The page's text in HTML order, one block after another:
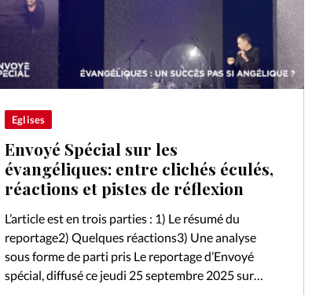
Eglises
Envoyé Spécial sur les
évangéliques: entre clichés éculés,
réactions et pistes de réflexion
L’article est en trois parties : 1) Le résumé du
reportage2) Quelques réactions3) Une analyse
sous forme de parti pris Le reportage d’Envoyé
spécial, diffusé ce jeudi 25 septembre 2025 sur